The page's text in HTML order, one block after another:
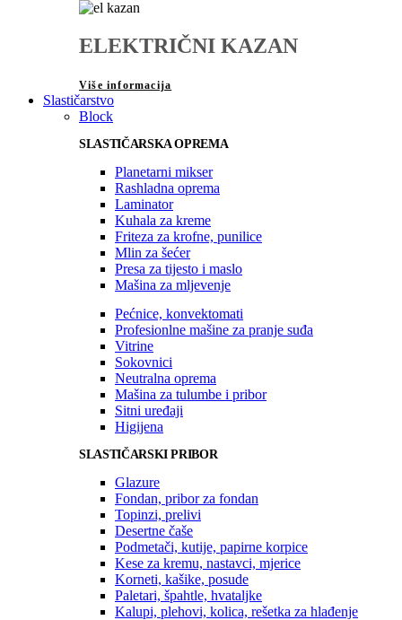
ELEKTRIČNI KAZAN
Više informacija
Slastičarstvo
Block
SLASTIČARSKA OPREMA
Planetarni mikser
Rashladna oprema
Laminator
Kuhala za kreme
Friteza za krofne, punilice
Mlin za šećer
Presa za tijesto i maslo
Mašina za mljevenje
Pećnice, konvektomati
Profesionlne mašine za pranje suđa
Vitrine
Sokovnici
Neutralna oprema
Mašina za tulumbe i pribor
Sitni uređaji
Higijena
SLASTIČARSKI PRIBOR
Glazure
Fondan, pribor za fondan
Topinzi, prelivi
Desertne čaše
Podmetači, kutije, papirne korpice
Kese za kremu, nastavci, mjerice
Korneti, kašike, posude
Paletari, špahtle, hvataljke
Kalupi, plehovi, kolica, rešetka za hlađenje